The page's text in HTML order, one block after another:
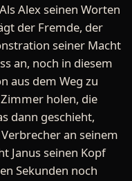
Alex seinen Worten
der Fremde, der
seiner Macht
an, noch in diesem
aus dem Weg zu
holen, die
dann geschieht,
an seinem
Janus seinen Kopf
Sekunden noch